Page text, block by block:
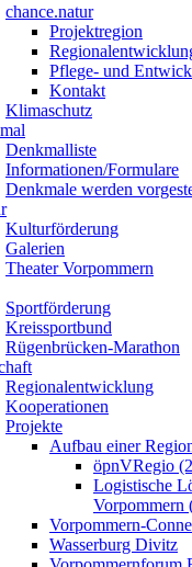
chance.natur
Projektregion
Pflege- und
Kontakt
Klimaschutz
Denkmalliste
Informationen/Formulare
Denkmale werden
Kulturförderung
Galerien
Theater Vorpommern
Sportförderung
Kreissportbund
Rügenbrücken-Marathon
Regionalentwicklung
Kooperationen
Projekte
Aufbau einer
öpnVRegio
Logistische
Vorpommern
Vorpommern-
Wasserburg Divitz